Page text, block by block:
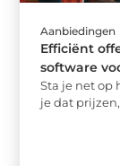
Aanbiedingen
Efficiënt
software
Sta je net op
je dat